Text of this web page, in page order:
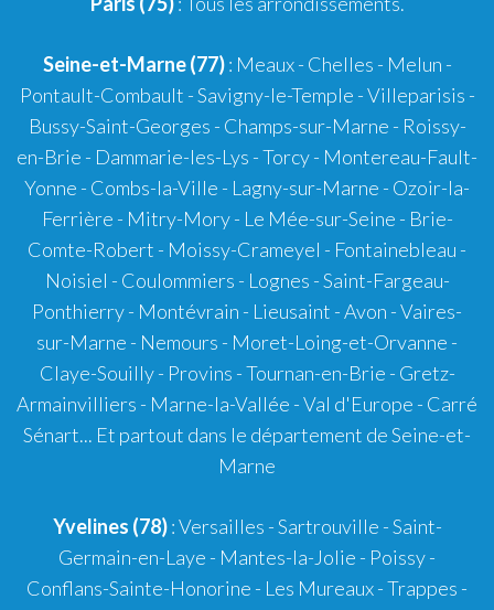
Seine-et-Marne (77): Meaux - Chelles - Melun -
Pontault-Combault - Savigny-le-Temple - Villeparisis -
Bussy-Saint-Georges - Champs-sur-Marne - Roissy-
en-Brie - Dammarie-les-Lys - Torcy - Montereau-Fault-
Yonne - Combs-la-Ville - Lagny-sur-Marne - Ozoir-la-
Ferrière - Mitry-Mory - Le Mée-sur-Seine - Brie-
Comte-Robert - Moissy-Crameyel - Fontainebleau -
Noisiel - Coulommiers - Lognes - Saint-Fargeau-
Ponthierry - Montévrain - Lieusaint - Avon - Vaires-
sur-Marne - Nemours - Moret-Loing-et-Orvanne -
Claye-Souilly - Provins - Tournan-en-Brie - Gretz-
Armainvilliers - Marne-la-Vallée - Val d'Europe - Carré
Sénart... Et partout dans le département de Seine-et-
Marne
Yvelines (78): Versailles - Sartrouville - Saint-
Germain-en-Laye - Mantes-la-Jolie - Poissy -
Conflans-Sainte-Honorine - Les Mureaux - Trappes -